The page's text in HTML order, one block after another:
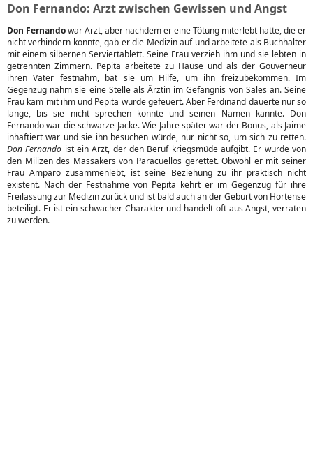
Don Fernando: Arzt zwischen Gewissen und Angst
Don Fernandowar Arzt, aber nachdem er eine Tötung miterlebt hatte, die er
nicht verhindern konnte, gab er die Medizin auf und arbeitete als Buchhalter
mit einem silbernen Serviertablett. Seine Frau verzieh ihm und sie lebten in
getrennten Zimmern. Pepita arbeitete zu Hause und als der Gouverneur
ihren Vater festnahm, bat sie um Hilfe, um ihn freizubekommen. Im
Gegenzug nahm sie eine Stelle als Ärztin im Gefängnis von Sales an. Seine
Frau kam mit ihm und Pepita wurde gefeuert. Aber Ferdinand dauerte nur so
lange, bis sie nicht sprechen konnte und seinen Namen kannte. Don
Fernando war die schwarze Jacke. Wie Jahre später war der Bonus, als Jaime
inhaftiert war und sie ihn besuchen würde, nur nicht so, um sich zu retten.
Don Fernando ist ein Arzt, der den Beruf kriegsmüde aufgibt. Er wurde von
den Milizen des Massakers von Paracuellos gerettet. Obwohl er mit seiner
Frau Amparo zusammenlebt, ist seine Beziehung zu ihr praktisch nicht
existent. Nach der Festnahme von Pepita kehrt er im Gegenzug für ihre
Freilassung zur Medizin zurück und ist bald auch an der Geburt von Hortense
beteiligt. Er ist ein schwacher Charakter und handelt oft aus Angst, verraten
zu werden.